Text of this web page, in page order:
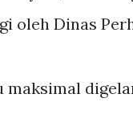
oleh Dinas